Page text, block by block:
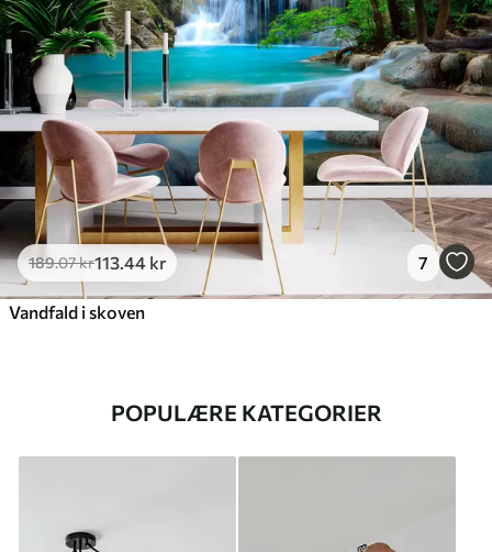
189.07kr113 .44 kr 7
Vandfald i skoven
POPULÆRE KATEGORIER